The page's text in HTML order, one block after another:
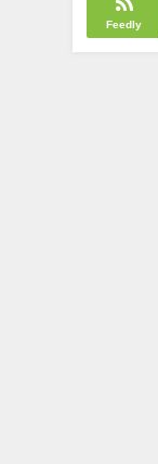
Feedly